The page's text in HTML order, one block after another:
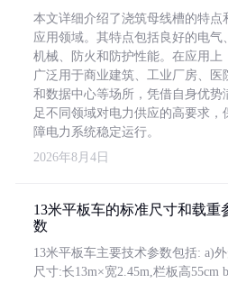
本文详细介绍了浇筑母线槽的特点
应用领域。其特点包括良好的电气、
机械、防火和防护性能。在应用上
广泛用于商业建筑、工业厂房、医
和数据中心等场所，凭借自身优势
足不同领域对电力供应的高要求，
障电力系统稳定运行。
2026年8月4日
13米平板车的标准尺寸和载重
数
13米平板车主要技术参数包括: a)
尺寸:长13m×宽2.45m,栏板高55cm